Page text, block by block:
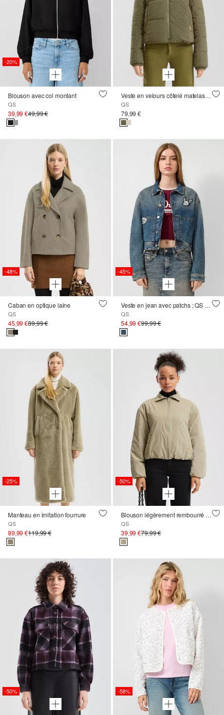
-20%
Blouson avec col montant
QS
39,99 €49,99 €
Veste en velours côtelé matelassée
QS
79,99 €
-48%
Caban en optique laine
QS
45,99 €89,99 €
-45%
Veste en jean avec patchs ; QS x Von Dutch
QS
54,99 €99,99 €
-25%
Manteau en imitation fourrure
QS
89,99 €119,99 €
-50%
Blouson légèrement rembourré avec épaule tombante
QS
39,99 €79,99 €
-50% -58%